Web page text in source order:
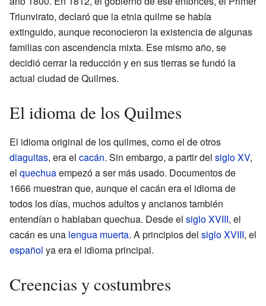
Triunvirato, declaró que la etnia quilme se había
extinguido, aunque reconocieron la existencia de algunas
familias con ascendencia mixta. Ese mismo año, se
decidió cerrar la reducción y en sus tierras se fundó la
actual ciudad de Quilmes.
El idioma de los Quilmes
El idioma original de los quilmes, como el de otros
diaguitas, era el cacán. Sin embargo, a partir del siglo XV,
el quechuaempezó a ser más usado. Documentos de
1666 muestran que, aunque el cacán era el idioma de
todos los días, muchos adultos y ancianos también
entendían o hablaban quechua. Desde el siglo XVIII, el
cacán es una lengua muerta. A principios del siglo XVIII, el
español ya era el idioma principal.
Creencias y costumbres